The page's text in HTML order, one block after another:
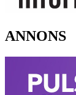
ANNONS